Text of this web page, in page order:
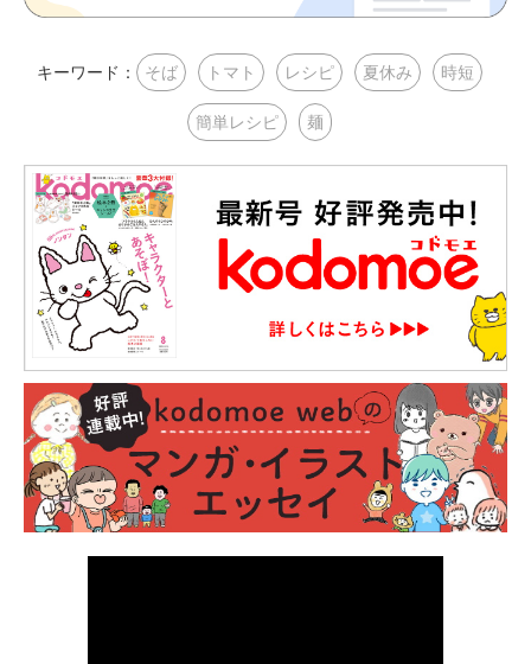
キーワード： そば トマト レシピ 夏休み 時短
簡単レシピ 麺